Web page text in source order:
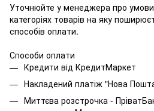
Уточнюйте у менеджера про умови
категоріях товарів на яку
способів оплати.
Способи оплати
Кредити від КредитМаркет
Накладений платіж "Нова
Миттєва розстрочка -